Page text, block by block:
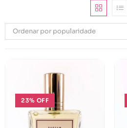
Ordenar por popularidade
23% OFF